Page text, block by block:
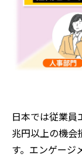
日本では従業員
兆円以上の機会
す。エンゲージ